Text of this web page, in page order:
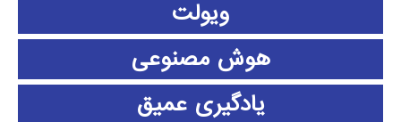
ویولت
هوش مصنوعی
یادگیری عمیق